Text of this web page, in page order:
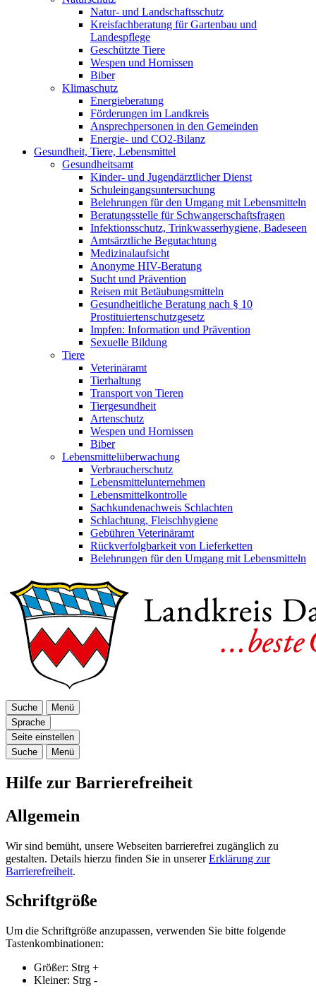
Natur- und Landschaftsschutz
Kreisfachberatung für Gartenbau und
Landespflege
Geschützte Tiere
Wespen und Hornissen
Biber
Klimaschutz
Energieberatung
Förderungen im Landkreis
Ansprechpersonen in den Gemeinden
Energie- und CO2-Bilanz
Gesundheit, Tiere, Lebensmittel
Gesundheitsamt
Kinder- und Jugendärztlicher Dienst
Schuleingangsuntersuchung
Belehrungen für den Umgang mit Lebensmitteln
Beratungsstelle für Schwangerschaftsfragen
Infektionsschutz, Trinkwasserhygiene, Badeseen
Amtsärztliche Begutachtung
Medizinalaufsicht
Anonyme HIV-Beratung
Sucht und Prävention
Reisen mit Betäubungsmitteln
Gesundheitliche Beratung nach § 10
Prostituiertenschutzgesetz
Impfen: Information und Prävention
Sexuelle Bildung
Tiere
Veterinäramt
Tierhaltung
Transport von Tieren
Tiergesundheit
Artenschutz
Wespen und Hornissen
Biber
Lebensmittelüberwachung
Verbraucherschutz
Lebensmittelunternehmen
Lebensmittelkontrolle
Sachkundenachweis Schlachten
Schlachtung, Fleischhygiene
Gebühren Veterinäramt
Rückverfolgbarkeit von Lieferketten
Belehrungen für den Umgang mit Lebensmitteln
Suche
Menü
Sprache
Seite einstellen
Suche
Menü
Hilfe zur Barrierefreiheit
Allgemein
Wir sind bemüht, unsere Webseiten barrierefrei zugänglich zu
gestalten. Details hierzu finden Sie in unsererErklärung zur
Barrierefreiheit.
Schriftgröße
Um die Schriftgröße anzupassen, verwenden Sie bitte folgende
Tastenkombinationen:
Größer: Strg +
Kleiner: Strg -